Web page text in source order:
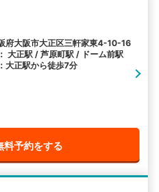
府大阪市大正区三軒家東4-10-16
大正駅 / 芦原町駅 / ドーム前駅
大正駅から徒歩7分
料予約をする